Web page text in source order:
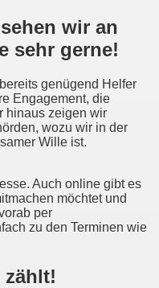
wir an
sehr gerne!
genügend Helfer
Engagement, die
hinaus zeigen wir
wozu wir in der
Wille ist.
Auch online gibt es
möchtet und
per
zu den Terminen wie
zählt!